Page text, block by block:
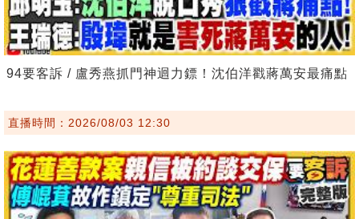
94要客訴 / 盧秀燕抓門神迴力鏢！沈伯洋戳蔣萬安最痛點
直播時間：2026/08/03 12:30